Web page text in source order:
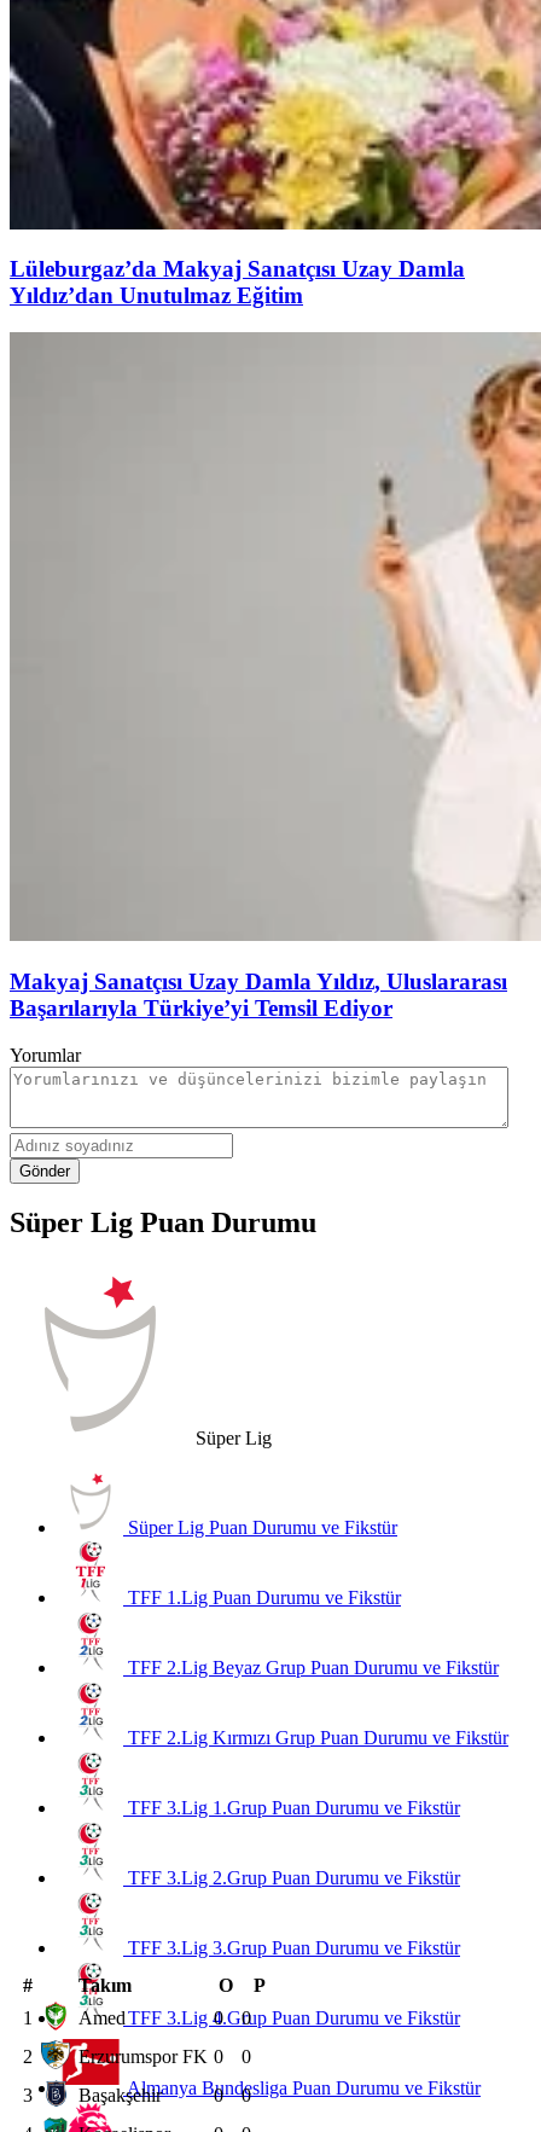
Lüleburgaz’da Makyaj Sanatçısı Uzay Damla
Yıldız’dan Unutulmaz Eğitim
Makyaj Sanatçısı Uzay Damla Yıldız, Uluslararası
Başarılarıyla Türkiye’yi Temsil Ediyor
Yorumlar
Gönder
Süper Lig Puan Durumu
Süper Lig
Süper Lig Puan Durumu ve Fikstür
TFF 1.Lig Puan Durumu ve Fikstür
TFF 2.Lig Beyaz Grup Puan Durumu ve Fikstür
TFF 2.Lig Kırmızı Grup Puan Durumu ve Fikstür
TFF 3.Lig 1.Grup Puan Durumu ve Fikstür
TFF 3.Lig 2.Grup Puan Durumu ve Fikstür
TFF 3.Lig 3.Grup Puan Durumu ve Fikstür
TFF 3.Lig 4.Grup Puan Durumu ve Fikstür
Almanya Bundesliga Puan Durumu ve Fikstür
# Takım O
P
1
Amed 0
0
2
Erzurumspor FK 0
0
3
Başakşehir 0
0